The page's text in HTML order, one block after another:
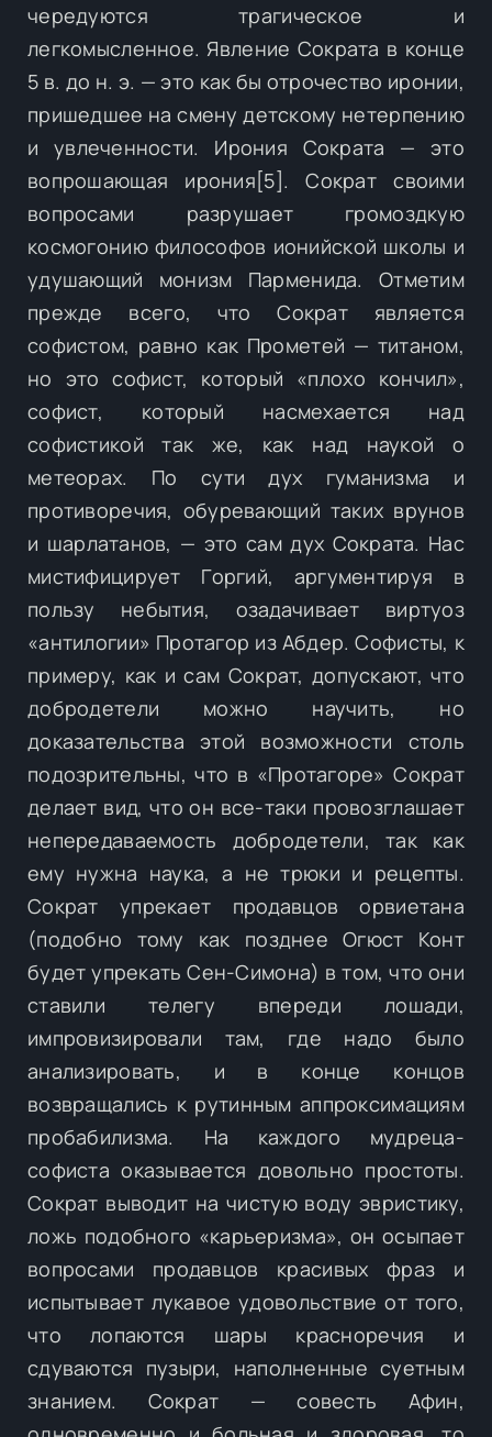
чередуются трагическое и
легкомысленное. Явление Сократа в конце
5 в. до н. э. — это как бы отрочество иронии,
пришедшее на смену детскому нетерпению
и увлеченности. Ирония Сократа — это
вопрошающая ирония[5]. Сократ своими
вопросами разрушает громоздкую
космогонию философов ионийской школы и
удушающий монизм Парменида. Отметим
прежде всего, что Сократ является
софистом, равно как Прометей — титаном,
но это софист, который «плохо кончил»,
софист, который насмехается над
софистикой так же, как над наукой о
метеорах. По сути дух гуманизма и
противоречия, обуревающий таких врунов
и шарлатанов, — это сам дух Сократа. Нас
мистифицирует Горгий, аргументируя в
пользу небытия, озадачивает виртуоз
«антилогии» Протагор из Абдер. Софисты, к
примеру, как и сам Сократ, допускают, что
добродетели можно научить, но
доказательства этой возможности столь
подозрительны, что в «Протагоре» Сократ
делает вид, что он все-таки провозглашает
непередаваемость добродетели, так как
ему нужна наука, а не трюки и рецепты.
Сократ упрекает продавцов орвиетана
(подобно тому как позднее Огюст Конт
будет упрекать Сен-Симона) в том, что они
ставили телегу впереди лошади,
импровизировали там, где надо было
анализировать, и в конце концов
возвращались к рутинным аппроксимациям
пробабилизма. На каждого мудреца-
софиста оказывается довольно простоты.
Сократ выводит на чистую воду эвристику,
ложь подобного «карьеризма», он осыпает
вопросами продавцов красивых фраз и
испытывает лукавое удовольствие от того,
что лопаются шары красноречия и
сдуваются пузыри, наполненные суетным
знанием. Сократ — совесть Афин,